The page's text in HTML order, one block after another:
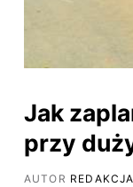
Jak
przy
AUTOR REDAKCJA